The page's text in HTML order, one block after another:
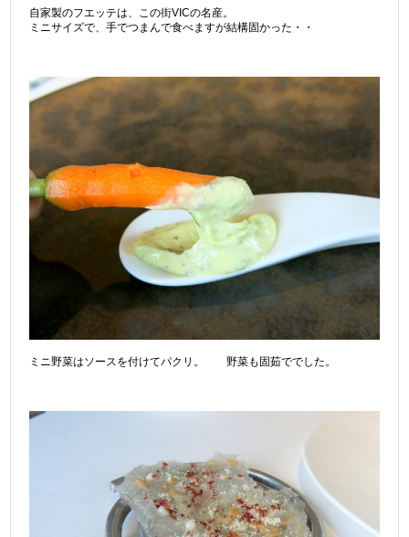
自家製のフエッテは、この街VICの名産。
ミニサイズで、手でつまんで食べますが結構固かった・・
ミニ野菜はソースを付けてパクリ。 野菜も固茹ででした。